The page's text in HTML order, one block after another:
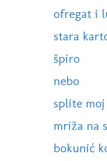
ofregat i
stara
špiro
nebo
splite moj
mriža na
bokunić